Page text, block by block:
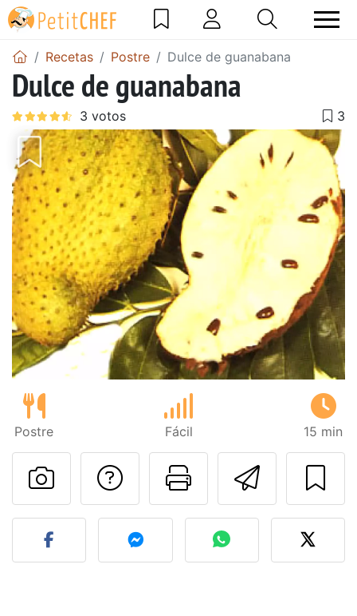
Recetas Postre Dulce de guanabana
Dulce de guanabana
Postre Fácil 15 min
Imprimir
Preguntar al autor
Publicar la foto de esta